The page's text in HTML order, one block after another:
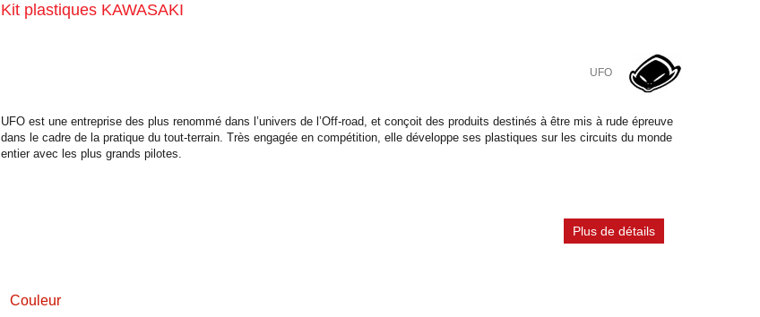
Kit plastiques KAWASAKI
UFO
UFO est une entreprise des plus renommé dans l’univers de l’Off-road, et conçoit des produits destinés à être mis à rude épreuve
dans le cadre de la pratique du tout-terrain. Très engagée en compétition, elle développe ses plastiques sur les circuits du monde
entier avec les plus grands pilotes.
Plus de détails
Couleur